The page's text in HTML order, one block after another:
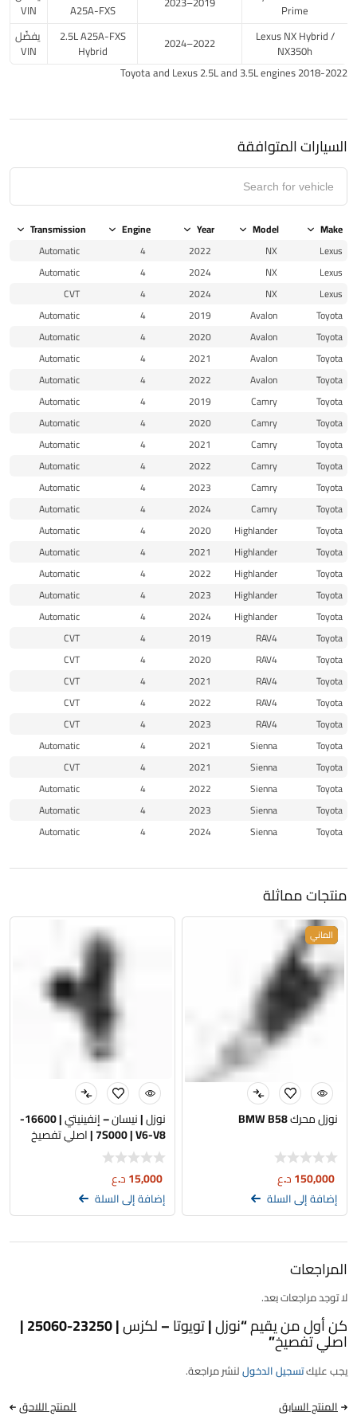
Prime
A25A-FXS
VIN
Lexus NX Hybrid /
NX350h
2022–2024
2.5L A25A-FXS
Hybrid
يفضّل
VIN
Toyota and Lexus 2.5L and 3.5L engines 2018-2022
السيارات المتوافقة
Make
Model
Year
Engine
Transmission
Lexus
NX
2022
4
Automatic
Lexus
NX
2024
4
Automatic
Lexus
NX
2024
4
CVT
Toyota
Avalon
2019
4
Automatic
Toyota
Avalon
2020
4
Automatic
Toyota
Avalon
2021
4
Automatic
Toyota
Avalon
2022
4
Automatic
Toyota
Camry
2019
4
Automatic
Toyota
Camry
2020
4
Automatic
Toyota
Camry
2021
4
Automatic
Toyota
Camry
2022
4
Automatic
Toyota
Camry
2023
4
Automatic
Toyota
Camry
2024
4
Automatic
Toyota
Highlander
2020
4
Automatic
Toyota
Highlander
2021
4
Automatic
Toyota
Highlander
2022
4
Automatic
Toyota
Highlander
2023
4
Automatic
Toyota
Highlander
2024
4
Automatic
Toyota
RAV4
2019
4
CVT
Toyota
RAV4
2020
4
CVT
Toyota
RAV4
2021
4
CVT
Toyota
RAV4
2022
4
CVT
Toyota
RAV4
2023
4
CVT
Toyota
Sienna
2021
4
Automatic
Toyota
Sienna
2021
4
CVT
Toyota
Sienna
2022
4
Automatic
Toyota
Sienna
2023
4
Automatic
Toyota
Sienna
2024
4
Automatic
منتجات مماثلة
جديد
الماني
نوزل محرك BMW B58
150,000د.ع
إضافة إلى السلة
نوزل | نيسان – إنفينيتي | 16600-
7S000 | V6-V8 | اصلي تفصيخ
15,000د.ع
إضافة إلى السلة
المراجعات
لا توجد مراجعات بعد.
كن أول من يقيم “نوزل | تويوتا – لكزس | 23250-25060 |
اصلي تفصيخ”
يجب عليكتسجيل الدخوللنشر مراجعة.
المنتج السابق
المنتج اللاحق